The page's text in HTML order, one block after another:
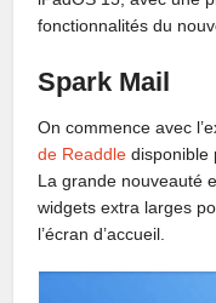
fonctionnalités du
Spark Mail
On commence avec
de Readdle disponible
La grande nouveauté
widgets extra larges
l’écran d’accueil.